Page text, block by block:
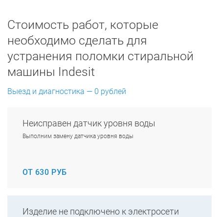
Стоимость работ, которые
необходимо сделать для
устранения поломки стиральной
машины Indesit
Выезд и диагностика — 0 рублей
Неисправен датчик уровня воды
Выполним замену датчика уровня воды
ОТ 630 РУБ
Изделие не подключено к электросети